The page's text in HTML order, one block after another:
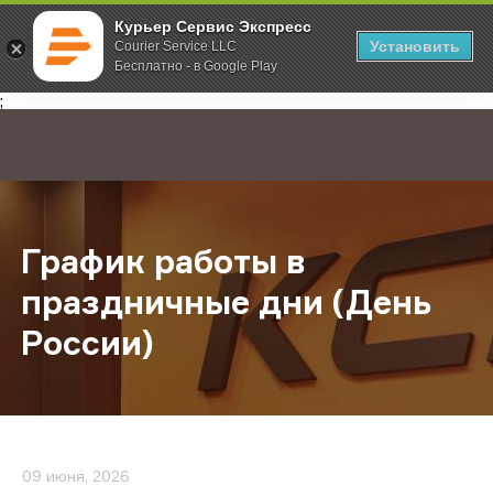
Курьер Сервис Экспресс
Courier Service LLC
Бесплатно - в Google Play
Установить
;
Главная О компании Новости График работы в праздничные
График работы в
праздничные дни (День
России)
09 июня, 2026